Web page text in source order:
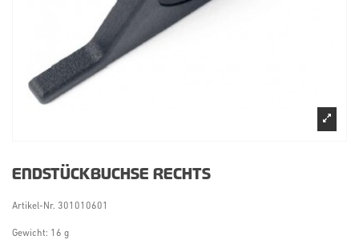
ENDSTÜCKBUCHSE RECHTS
Artikel-Nr. 301010601
Gewicht: 16 g